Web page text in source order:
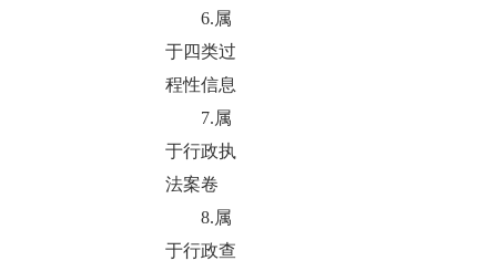
6.属
于四类过
程性信息
7.属
于行政执
法案卷
8.属
于行政查